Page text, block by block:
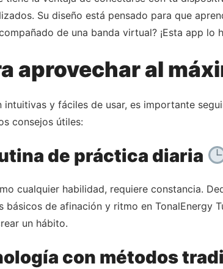
Su diseño está pensado para que
de una banda virtual? ¡Esta app lo
aprovechar al
intuitivas y fáciles de usar, es importante
consejos útiles:
de práctica diaria
cualquier habilidad, requiere constancia.
básicos de afinación y ritmo en TonalEnergy
un hábito.
con métodos